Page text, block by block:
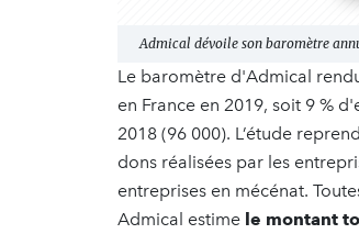
Admical dévoile son baromètre
Le baromètre d'Admical
en France en 2019, soit 9 %
2018 (96 000). L’étude
dons réalisées par les
entreprises en mécénat.
Admical estime le montant